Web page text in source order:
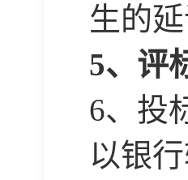
生的
5、评
6、投
以银